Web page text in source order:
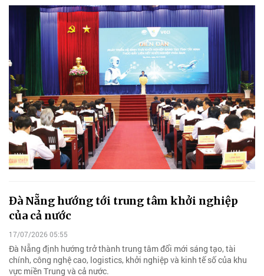
Đà Nẵng hướng tới trung tâm khởi nghiệp
của cả nước
17/07/2026 05:55
Đà Nẵng định hướng trở thành trung tâm đổi mới sáng tạo, tài
chính, công nghệ cao, logistics, khởi nghiệp và kinh tế số của khu
vực miền Trung và cả nước.